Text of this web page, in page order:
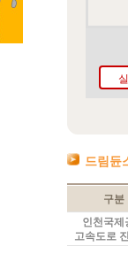
드림듄
구분
인천국제
고속도로